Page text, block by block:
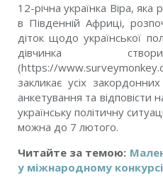
12-річна українка Віра,
в Південній Африці,
діток щодо української
дівчинка
(https://
закликає усіх
анкетування та відповісти
українську політичну
можна до 7 лютого.
Читайте за темою:
у міжнародному